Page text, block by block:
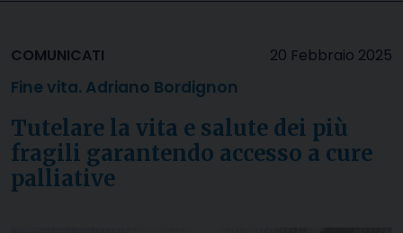
20 Febbraio 2025
COMUNICATI
Fine vita. Adriano Bordignon
Tutelare la vita e salute dei più
fragili garantendo accesso a cure
palliative